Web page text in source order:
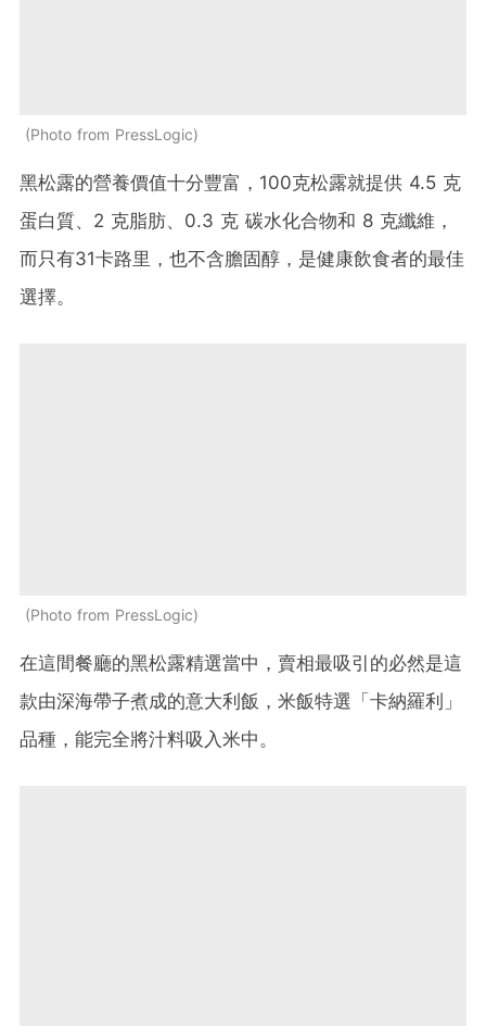
Photo from PressLogic
黑松露的營養價值十分豐富，100克松露就提供 4.5 克
蛋白質、2 克脂肪、0.3 克 碳水化合物和 8 克纖維，
而只有31卡路里，也不含膽固醇，是健康飲食者的最佳
選擇。
Photo from PressLogic
在這間餐廳的黑松露精選當中，賣相最吸引的必然是這
款由深海帶子煮成的意大利飯，米飯特選「卡納羅利」
品種，能完全將汁料吸入米中。